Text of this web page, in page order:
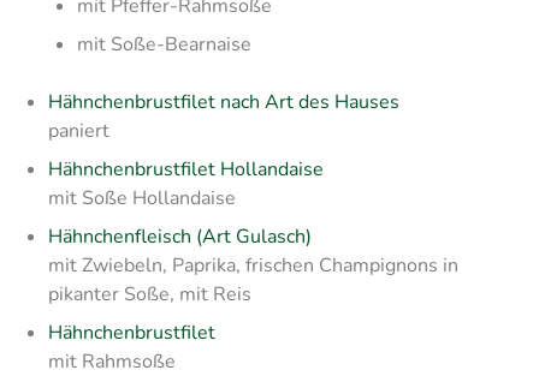
mit Pfeffer-Rahmsoße
mit Soße-Bearnaise
Hähnchenbrustfilet nach Art des Hauses
paniert
Hähnchenbrustfilet Hollandaise
mit Soße Hollandaise
Hähnchenfleisch (Art Gulasch)
mit Zwiebeln, Paprika, frischen Champignons in
pikanter Soße, mit Reis
Hähnchenbrustfilet
mit Rahmsoße